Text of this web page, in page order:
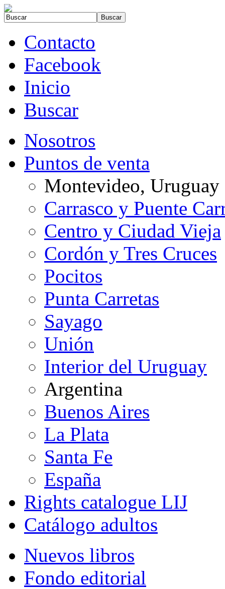
Contacto
Facebook
Inicio
Buscar
Nosotros
Puntos de venta
Montevideo, Uruguay
Carrasco y Puente
Centro y Ciudad Vieja
Cordón y Tres Cruces
Pocitos
Punta Carretas
Sayago
Unión
Interior del Uruguay
Argentina
Buenos Aires
La Plata
Santa Fe
España
Rights catalogue LIJ
Catálogo adultos
Nuevos libros
Fondo editorial